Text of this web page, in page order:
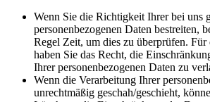
Wenn Sie die Richtigkeit Ihrer bei uns
personenbezogenen Daten bestreiten,
Regel Zeit, um dies zu überprüfen.
haben Sie das Recht, die
Ihrer personenbezogenen Daten zu
Wenn die Verarbeitung Ihrer
unrechtmäßig geschah/geschieht,